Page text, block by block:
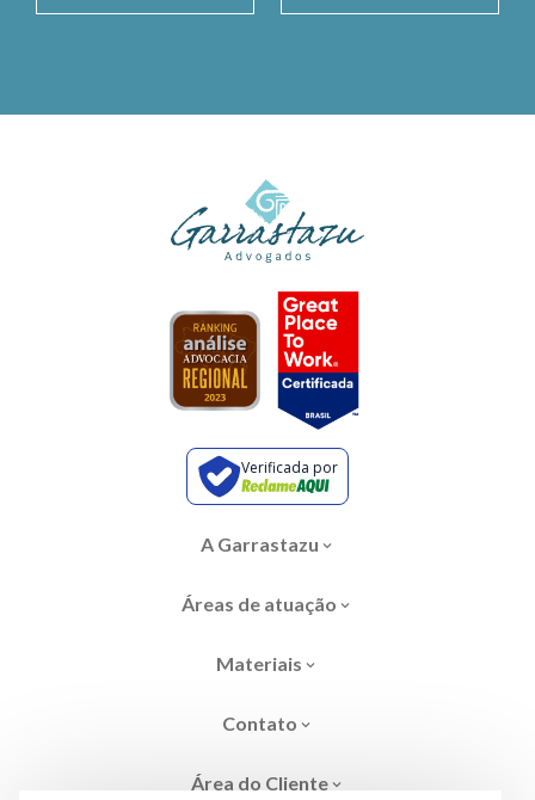
Verificada por
A Garrastazu
Áreas de atuação
Materiais
Contato
Área do Cliente